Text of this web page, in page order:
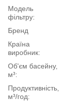
Модель
фільтру:
Бренд
Країна
виробник:
Об'єм басейну,
м³:
Продуктивність,
м³/год: